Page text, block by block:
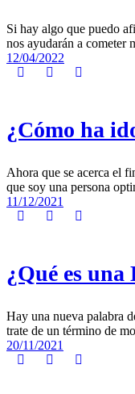
Si hay algo que puedo
nos ayudarán a cometer
12/04/2022
¿Cómo ha
Ahora que se acerca el
que soy una persona
11/12/2021
¿Qué es
Hay una nueva palabra
trate de un término de
20/11/2021